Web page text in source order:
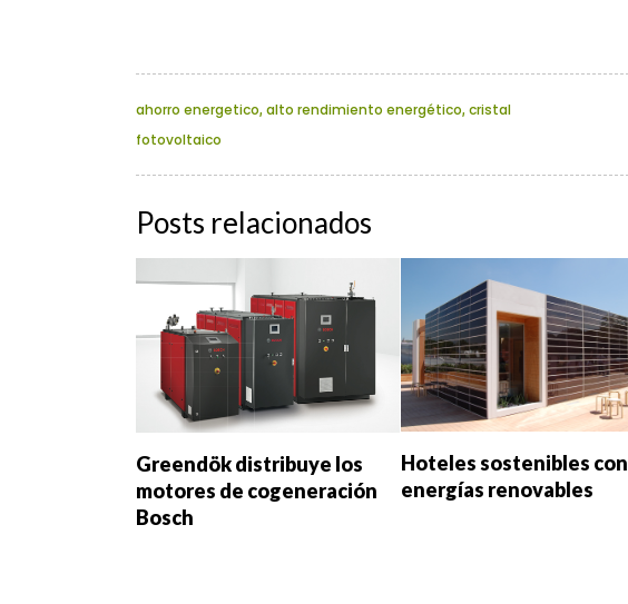
ahorro energetico, alto rendimiento energético, cristal
fotovoltaico
Posts relacionados
Greendök distribuye los
motores de cogeneración
Bosch
Hoteles sostenibles con
energías renovables